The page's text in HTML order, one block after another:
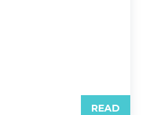
READ